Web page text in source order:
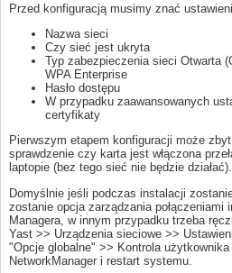
Przed konfiguracją musimy znać
Nazwa sieci
Czy sieć jest ukryta
Typ zabezpieczenia sieci Otwarta
WPA Enterprise
Hasło dostępu
W przypadku zaawansowanych
certyfikaty
Pierwszym etapem konfiguracji może
sprawdzenie czy karta jest włączona
laptopie (bez tego sieć nie będzie działać).
Domyślnie jeśli podczas instalacji
zostanie opcja zarządzania połączeniami
Managera, w innym przypadku trzeba
Yast >> Urządzenia sieciowe >>
"Opcje globalne" >> Kontrola użytkownika
NetworkManager i restart systemu.